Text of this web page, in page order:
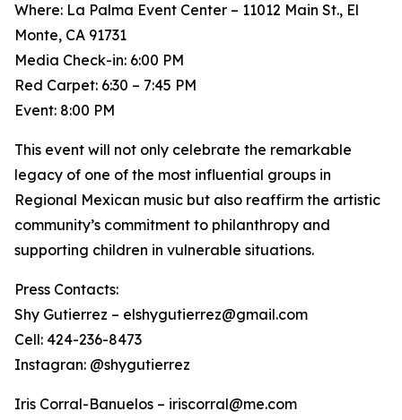
Where: La Palma Event Center – 11012 Main St., El
Monte, CA 91731
Media Check-in: 6:00 PM
Red Carpet: 6:30 – 7:45 PM
Event: 8:00 PM
This event will not only celebrate the remarkable
legacy of one of the most influential groups in
Regional Mexican music but also reaffirm the artistic
community’s commitment to philanthropy and
supporting children in vulnerable situations.
Press Contacts:
Shy Gutierrez – elshygutierrez@gmail.com
Cell: 424-236-8473
Instagran: @shygutierrez
Iris Corral-Banuelos – iriscorral@me.com